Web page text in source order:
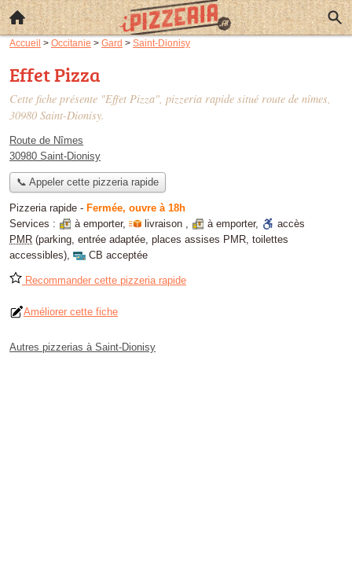
Accueil > Occitanie > Gard > Saint-Dionisy
Effet Pizza
Cette fiche présente "Effet Pizza", pizzeria rapide situé route de nîmes,
30980 Saint-Dionisy.
Route de Nîmes
30980 Saint-Dionisy
📞 Appeler cette pizzeria rapide
Pizzeria rapide - Fermée, ouvre à 18h
Services :
à emporter, livraison , à emporter,
accès
PMR (parking, entrée adaptée, places assises PMR, toilettes
accessibles), CB acceptée
Recommander cette pizzeria rapide
Améliorer cette fiche
Autres pizzerias à Saint-Dionisy